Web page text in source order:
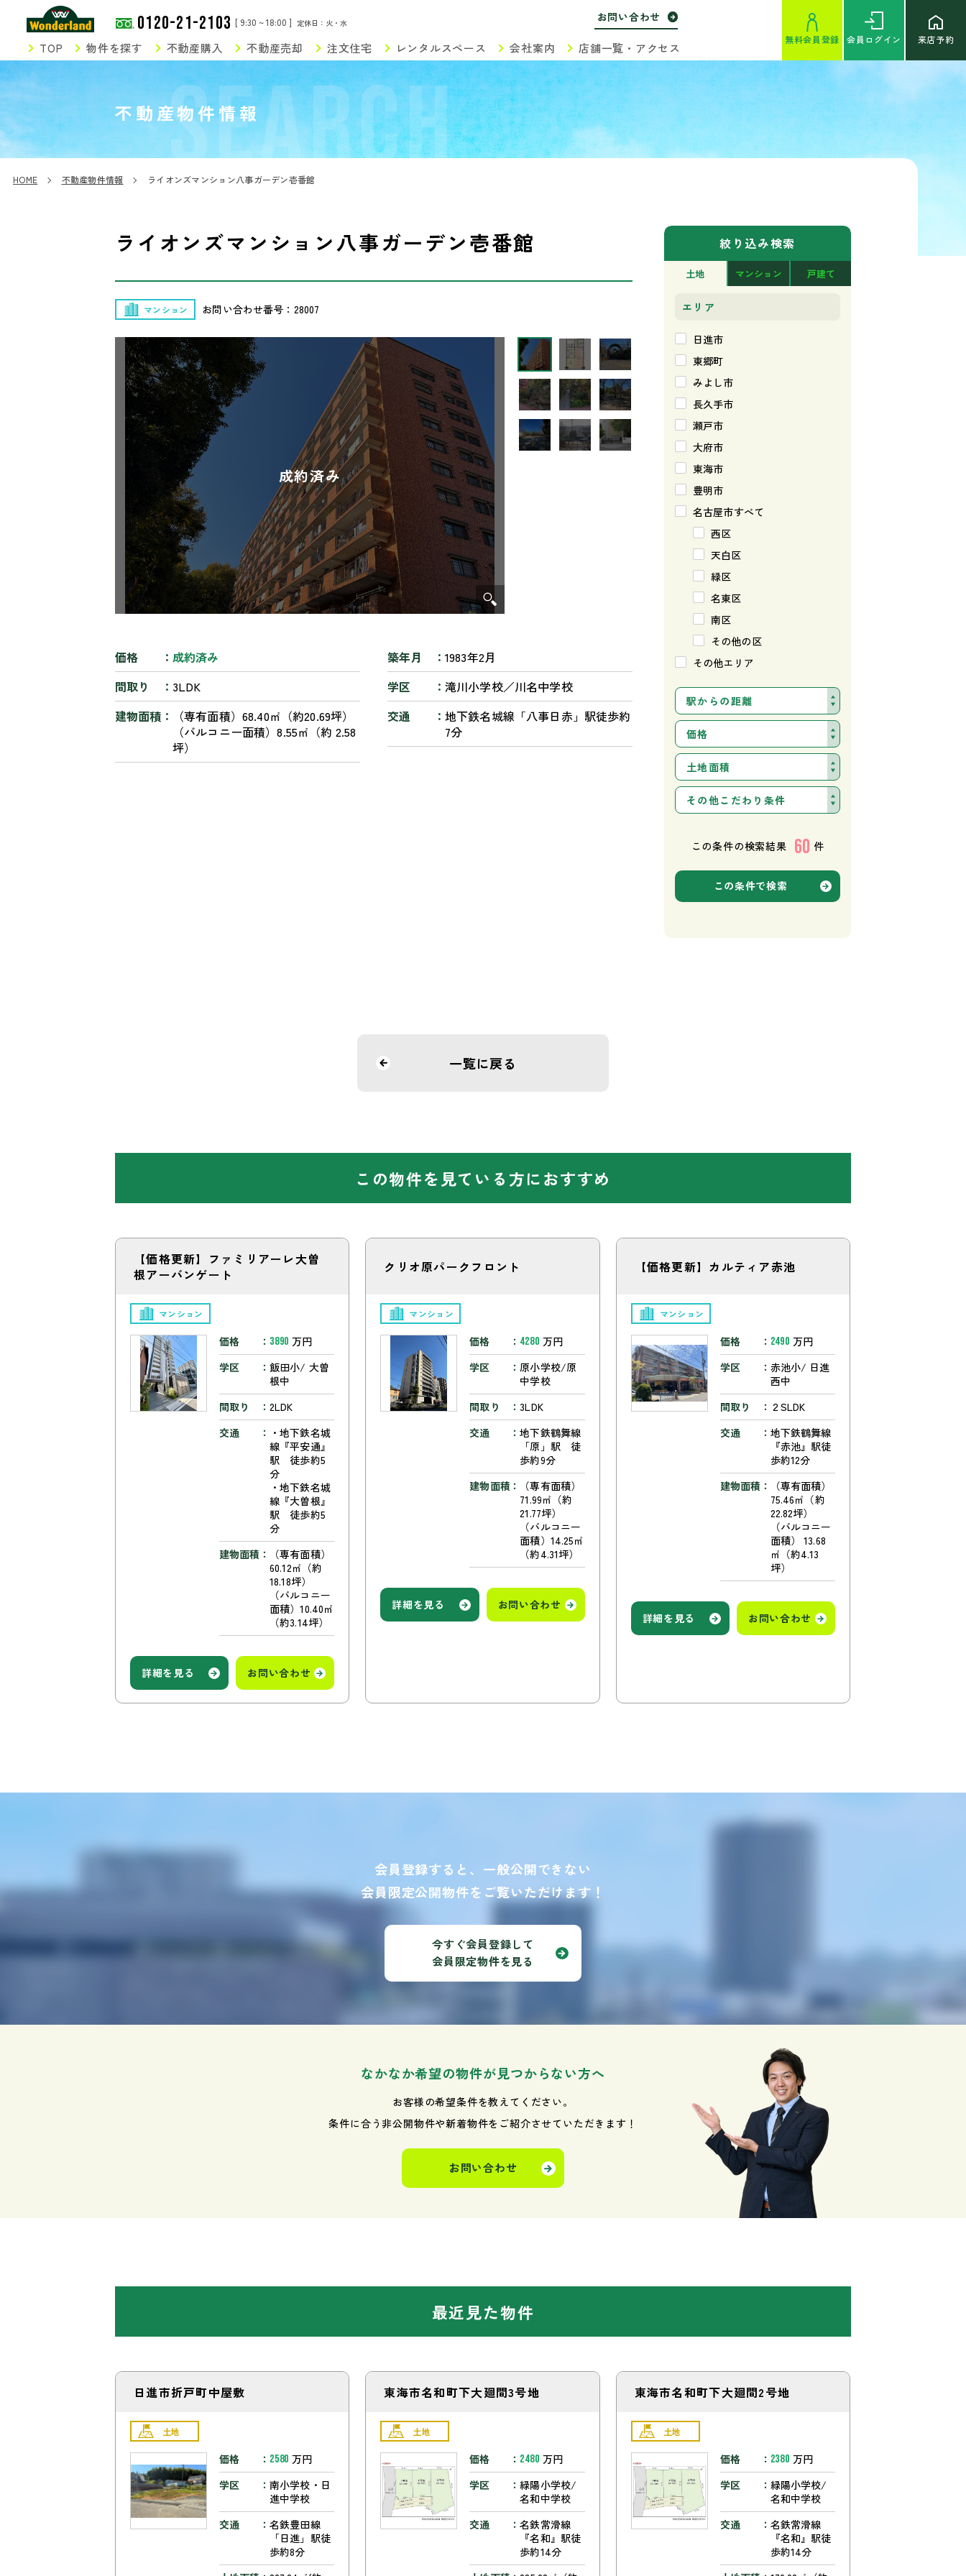
0120-21-2103 [ 9:30 ~ 18:00 ] 定休日：火・水
無料会員登録 会員 ログイン 来店予約
TOP 物件を探す 不動産購入 不動産売却 注文住宅 レンタルスペース 会社案内 店舗一覧・アクセス
お問い合わせ
不動産物件情報
SEARCH
HOME 不動産物件情報 ライオンズマンション八事ガーデン壱番館
絞り込み検索
土地 マンション 戸建て
エリア
日進市
東郷町
みよし市
長久手市
瀬戸市
大府市
東海市
豊明市
名古屋市すべて
西区
天白区
緑区
名東区
南区
その他の区
その他エリア
駅からの距離
価格
土地面積
その他こだわり条件
この条件の検索結果 60 件
この条件で検索
ライオンズマンション八事ガーデン壱番館
マンション お問い合わせ番号：28007
価格
成約済み
間取り
3LDK
建物面積
（専有面積）68.40㎡（約20.69坪）
（バルコニー面積）8.55㎡（約 2.58
坪）
築年月
1983年2月
学区
滝川小学校／川名中学校
交通
地下鉄名城線「八事日赤」駅徒歩約
7分
一覧に戻る
この物件を見ている方におすすめ
【価格更新】ファミリアーレ大曽
根アーバンゲート
マンション
価格 3890 万円
学区
飯田小/ 大曽
根中
間取り
2LDK
交通
・地下鉄名城
線『平安通』
駅 徒歩約5
分
・地下鉄名城
線『大曽根』
駅 徒歩約5
分
建物面積
（専有面積）
60.12㎡（約
18.18坪）
（バルコニー
面積）10.40㎡
（約3.14坪）
詳細を見る お問い合わせ
クリオ原パークフロント
マンション
価格 4280 万円
学区
原小学校/原
中学校
間取り
3LDK
交通
地下鉄鶴舞線
「原」駅 徒
歩約9分
建物面積
（専有面積）
71.99㎡（約
21.77坪）
（バルコニー
面積）14.25㎡
（約4.31坪）
詳細を見る お問い合わせ
【価格更新】カルティア赤池
マンション
価格 2490 万円
学区
赤池小/ 日進
西中
間取り
２SLDK
交通
地下鉄鶴舞線
『赤池』駅徒
歩約12分
建物面積
（専有面積）
75.46㎡（約
22.82坪）
（バルコニー
面積） 13.68
㎡（約4.13
坪）
詳細を見る お問い合わせ
会員登録すると、一般公開できない
会員限定公開物件をご覧いただけます！
今すぐ会員登録して
会員限定物件を見る
なかなか希望の物件が見つからない方へ
お客様の希望条件を教えてください。
条件に合う非公開物件や新着物件を ご紹介させていただきます！
お問い合わせ
最近見た物件
日進市折戸町中屋敷
土地
価格 2580 万円
学区
南小学校・日
進中学校
交通
名鉄豊田線
「日進」駅徒
歩約8分
東海市名和町下大廻間3号地
土地
価格 2480 万円
学区
緑陽小学校/
名和中学校
交通
名鉄常滑線
『名和』駅徒
歩約14分
東海市名和町下大廻間2号地
土地
価格 2380 万円
学区
緑陽小学校/
名和中学校
交通
名鉄常滑線
『名和』駅徒
歩約14分